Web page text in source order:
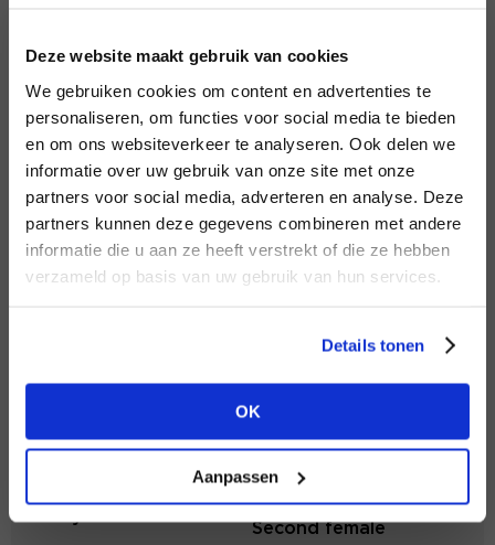
Deze website maakt gebruik van cookies
We gebruiken cookies om content en advertenties te
personaliseren, om functies voor social media te bieden
en om ons websiteverkeer te analyseren. Ook delen we
informatie over uw gebruik van onze site met onze
partners voor social media, adverteren en analyse. Deze
partners kunnen deze gegevens combineren met andere
informatie die u aan ze heeft verstrekt of die ze hebben
verzameld op basis van uw gebruik van hun services.
Details tonen
OK
Aanpassen
LOGIN
Password
LOGIN
NO ACCOUNT YET?
DON’T HAVE AN ACCOUNT
YET?
view the other options.
VIEW ALL OPTIONS
Aimée the Label
BRAND
Mos Mosh
BRAND
BRAND
Second female